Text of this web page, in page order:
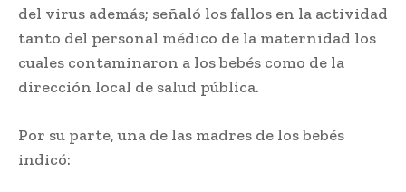
del virus además; señaló los fallos en la actividad
tanto del personal médico de la maternidad los
cuales contaminaron a los bebés como de la
dirección local de salud pública.
Por su parte, una de las madres de los bebés
indicó: